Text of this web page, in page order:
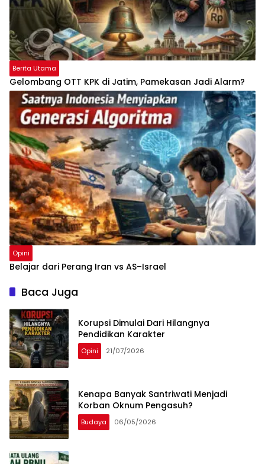
Berita Utama
Gelombang OTT KPK di Jatim, Pamekasan Jadi Alarm?
Opini
Belajar dari Perang Iran vs AS–Israel
Baca Juga
Korupsi Dimulai Dari Hilangnya
Pendidikan Karakter
Opini 21/07/2026
Kenapa Banyak Santriwati Menjadi
Korban Oknum Pengasuh?
Budaya 06/05/2026